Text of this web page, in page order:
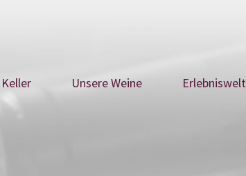
Unsere Weine Erlebniswelt